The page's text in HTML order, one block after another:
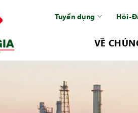
Tuyển dụng Hỏi-
VỀ